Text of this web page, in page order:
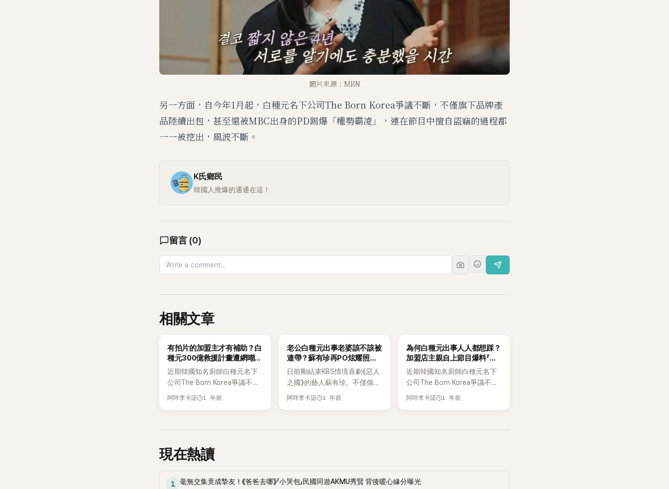
圖片來源：MBN
另一方面，自今年1月起，白種元名下公司The Born Korea爭議不斷，不僅旗下品牌產
品陸續出包，甚至還被MBC出身的PD踢爆「權勢霸凌」，連在節目中擅自盜竊的過程都
一一被挖出，風波不斷。
K氏鄉民
韓國人推爆的通通在這！
留言 (0)
相關文章
K-POP
有拍片的加盟主才有補助？白
種元300億救援計畫遭網嘲：
根本在做思想審查
近期韓國知名廚師白種元名下
公司The Born Korea爭議不
斷，不僅旗下品牌產品陸續出
動，引起不少關注。 直到先
前，白種元宣布暫停活動並鄭
資金來改善目前旗下品牌面臨
阿咩李卡諾 1 年前
K-POP
老公白種元出事老婆該不該被
連帶？蘇有珍再PO炫耀照網
感嘆：發IG有那麼重要嗎？
日前剛結束KBS情境喜劇《惡人
之國》的藝人蘇有珍，不僅個人
IG中PO出許多終演花絮找，近
片。公開的照片中，高樓層的
阿咩李卡諾 1 年前
K-POP
為何白種元出事人人都想踩？
加盟店主親自上節目爆料「強
迫多簽1惡劣合約」！
近期韓國知名廚師白種元名下
公司The Born Korea爭議不
斷，不僅旗下品牌產品陸續出
現，合約書上預估營業額比說
阿咩李卡諾 1 年前
現在熱讀
1 毫無交集竟成摯友！《爸爸去哪》「小哭包」民國同遊AKMU秀賢 背後暖心緣分曝光